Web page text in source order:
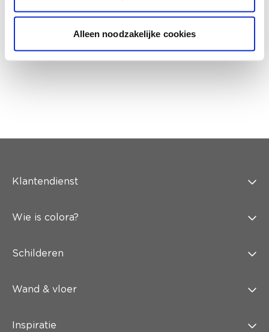
Alleen noodzakelijke cookies
Krijg ineens een technologische check-up
Klantendienst
Wie is colora?
Schilderen
Wand & vloer
Inspiratie